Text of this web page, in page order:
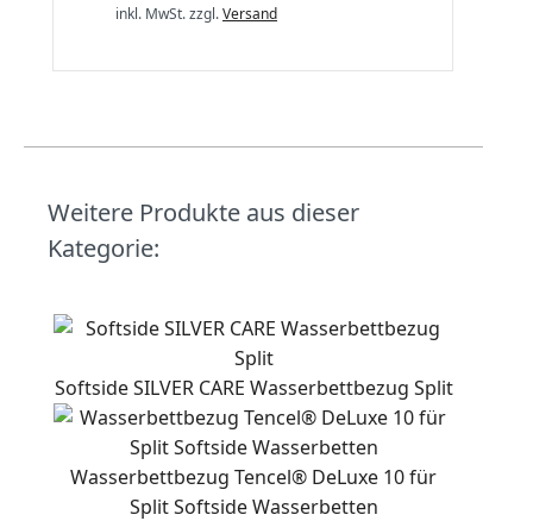
inkl. MwSt.zzgl.Versand
Weitere Produkte aus dieser
Kategorie:
Softside SILVER CARE Wasserbettbezug Split
Wasserbettbezug Tencel® DeLuxe 10 für
Split Softside Wasserbetten